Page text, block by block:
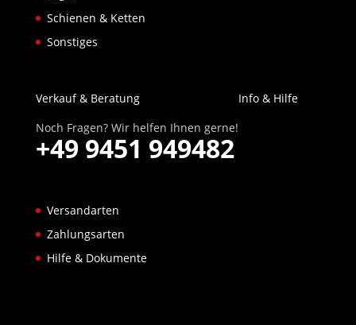
Schienen & Ketten
Sonstiges
Verkauf & Beratung
Noch Fragen? Wir helfen Ihnen gerne!
+49 9451 949482
Info & Hilfe
Versandarten
Zahlungsarten
Hilfe & Dokumente